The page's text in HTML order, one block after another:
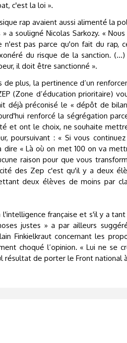
c'est la loi ».
rap avaient aussi alimenté la
a souligné Nicolas Sarkozy. «
pas parce qu'on fait du rap,
du risque de la sanction. (...)
il doit être sanctionné ».
plus, la pertinence d’un
(Zone d’éducation prioritaire)
déjà préconisé le « dépôt de
renforcé la ségrégation
et ont le choix, ne souhaite
poursuivant : « Si vous
« Là où on met 100 on va
raison pour que vous
des Zep c'est qu'il y a deux
deux élèves de moins par
française et s'il y a
justes » a par ailleurs suggéré
Finkielkraut concernant les
choqué l’opinion. « Lui ne se
de porter le Front national